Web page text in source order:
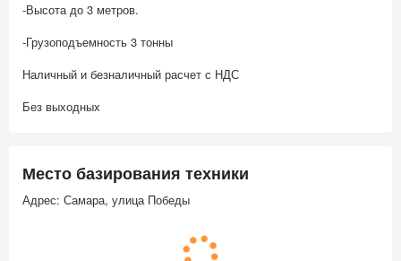
-Высота до 3 метров.
-Грузоподъемность 3 тонны
Наличный и безналичный расчет с НДС
Без выходных
Место базирования техники
Адрес: Самара, улица Победы